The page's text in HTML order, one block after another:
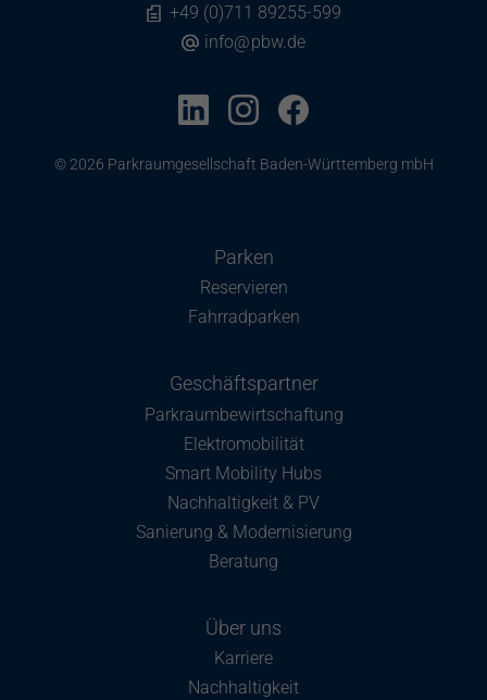
+49 (0)711 89255-599
info@pbw.de
© 2026 Parkraumgesellschaft Baden-Württemberg mbH
Parken
Reservieren
Fahrradparken
Geschäftspartner
Parkraumbewirtschaftung
Elektromobilität
Smart Mobility Hubs
Nachhaltigkeit & PV
Sanierung & Modernisierung
Beratung
Über uns
Karriere
Nachhaltigkeit